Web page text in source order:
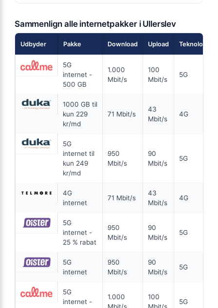
▼
Pris 6 mdr. 894 kr.
▸Detaljer
0 kr. oprettelse
En fremtidssikret forbindelse
Wifi 6
ANNONCE
149kr. pr. md. i
FRA 149 KR/MD I 6 MDR
Fiber 1000/1000
▼ 1.000
▲ 1.000 Mbit/s Upload
Pris 6 mdr. 894 kr.
0 kr. oprettelse
Garanteret 900/900
Sammenlign alle internetpakker i Ullerslev
Udbyder Pakke Download Upload Teknologi
5G
internet -
500 GB
1.000
Mbit/s
100
Mbit/s
5G
1000 GB til
kun 229
kr/md
71 Mbit/s
43
Mbit/s
4G
5G
internet til
kun 249
kr/md
950
Mbit/s
90
Mbit/s
5G
4G
internet
71 Mbit/s
43
Mbit/s
4G
5G
internet -
25 % rabat
950
Mbit/s
90
Mbit/s
5G
5G
internet
950
Mbit/s
90
Mbit/s
5G
5G
internet -
1.000
Mbit/s
100
Mbit/s
5G